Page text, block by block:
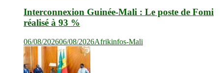
Interconnexion Guinée-Mali : Le poste de Fomi
réalisé à 93 %
06/08/202606/08/2026Afrikinfos-Mali